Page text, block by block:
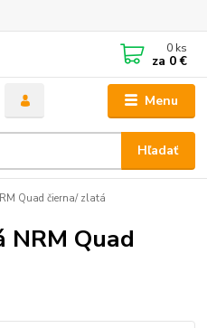
Menu
Hľadať
0 ks
za 0 €
Quad čierna/ zlatá
NRM Quad